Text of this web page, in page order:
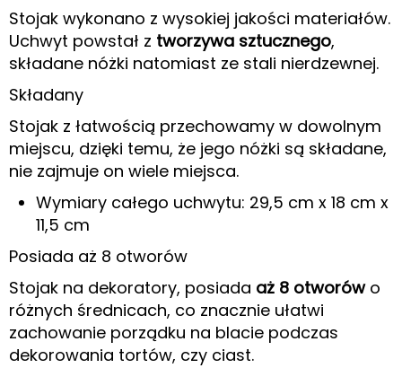
Stojak wykonano z wysokiej jakości materiałów.
Uchwyt powstał z tworzywa sztucznego,
składane nóżki natomiast ze stali nierdzewnej.
Składany
Stojak z łatwością przechowamy w dowolnym
miejscu, dzięki temu, że jego nóżki są składane,
nie zajmuje on wiele miejsca.
Wymiary całego uchwytu: 29,5 cm x 18 cm x
11,5 cm
Posiada aż 8 otworów
Stojak na dekoratory, posiada aż 8 otworówo
różnych średnicach, co znacznie ułatwi
zachowanie porządku na blacie podczas
dekorowania tortów, czy ciast.